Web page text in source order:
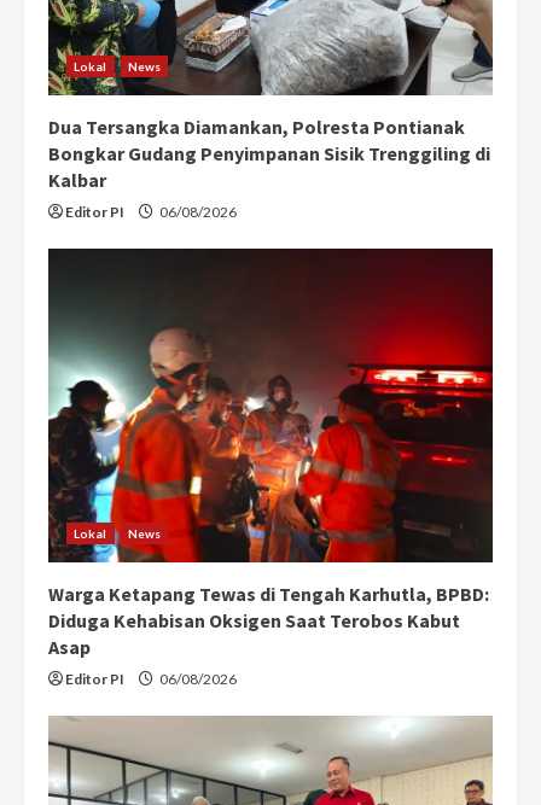
Lokal News
Dua Tersangka Diamankan, Polresta Pontianak
Bongkar Gudang Penyimpanan Sisik Trenggiling di
Kalbar
Editor PI 06/08/2026
Lokal News
Warga Ketapang Tewas di Tengah Karhutla, BPBD:
Diduga Kehabisan Oksigen Saat Terobos Kabut
Asap
Editor PI 06/08/2026